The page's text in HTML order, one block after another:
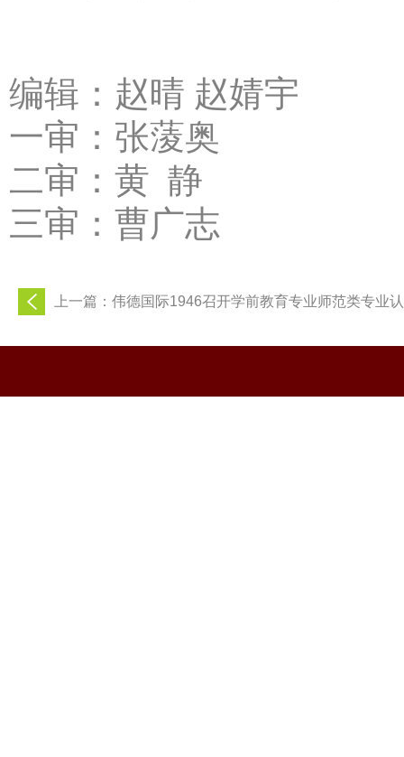
编辑：赵晴 赵婧宇
一审：张蔆奥
二审：黄 静
三审：曹广志
上一篇：伟德国际1946召开学前教育专业师范类专业